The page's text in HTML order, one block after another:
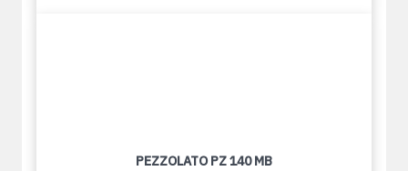
PEZZOLATO PZ 140 MB